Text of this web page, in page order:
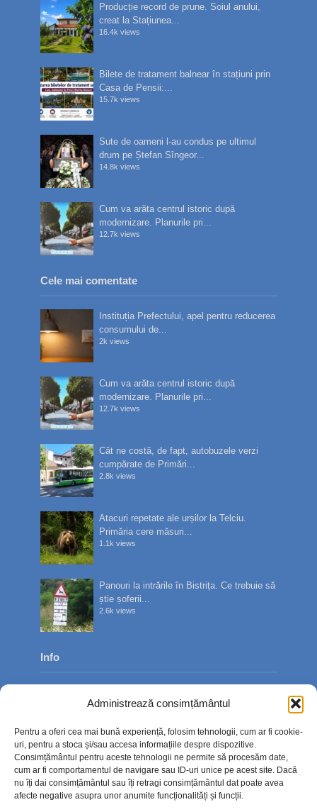
Administrează consimțământul
Pentru a oferi cea mai bună experiență, folosim tehnologii, cum ar fi cookie-
uri, pentru a stoca și/sau accesa informațiile despre dispozitive.
Consimțământul pentru aceste tehnologii ne permite să procesăm date,
cum ar fi comportamentul de navigare sau ID-uri unice pe acest site. Dacă
nu îți dai consimțământul sau îți retragi consimțământul dat poate avea
afecte negative asupra unor anumite funcționalități și funcții.
Producție record de prune. Soiul anului,
creat la Stațiunea...
16.4k views
Bilete de tratament balnear în stațiuni prin
Casa de Pensii:...
15.7k views
Sute de oameni l-au condus pe ultimul
drum pe Ștefan Sîngeor...
14.8k views
Cum va arăta centrul istoric după
modernizare. Planurile pri...
12.7k views
Cele mai comentate
Instituția Prefectului, apel pentru reducerea
consumului de...
2k views
Cum va arăta centrul istoric după
modernizare. Planurile pri...
12.7k views
Cât ne costă, de fapt, autobuzele verzi
cumpărate de Primări...
2.8k views
Atacuri repetate ale urșilor la Telciu.
Primăria cere măsuri...
1.1k views
Panouri la intrările în Bistrița. Ce trebuie să
știe șoferii...
2.6k views
Info
Contact
Politica de confidențialitate
Politică cookie-uri (UE)